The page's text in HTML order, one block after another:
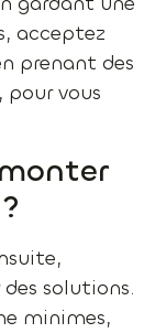
acceptez
prenant des
vous
solutions.
minimes,